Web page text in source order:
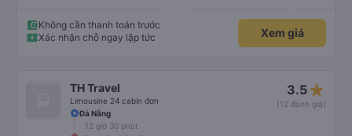
khách ngay trước một quán cà phê gần các xe buýt khác; bạn cần hỏi ở mỗi
xe buýt để tìm xe của mình. Xe buýt thoải mái, chỗ ngồi có chăn và nước
uống miễn phí ở phía trước. Điều hòa tốt và chuyến đi dễ chịu. Không có
chuyện đều ổn. Hãy lưu ý rằng, vì là một nhà điều hành xe buýt nhỏ hơn, họ
sẽ gặp nhiều vấn đề về độ tin cậy hơn. Một số công ty khác của Việt Nam
có thể xử lý rất tệ nếu xảy ra sự cố; tôi rất ấn tượng với cách họ liên lạc qua
Không cần thanh toán trước
Xác nhận chỗ ngay lập tức
Xem giá
TH Travel
Limousine 24 cabin đơn
3.5 star_rate
(12 đánh giá)
Đà Nẵng
12 giờ 30 phút